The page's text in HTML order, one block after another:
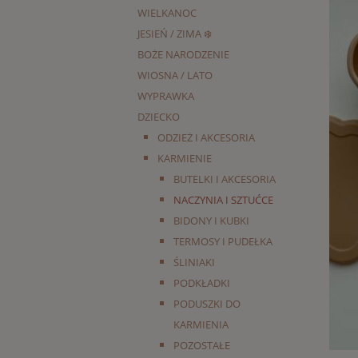
WIELKANOC
JESIEŃ / ZIMA ❄️
BOŻE NARODZENIE
WIOSNA / LATO
WYPRAWKA
DZIECKO
ODZIEŻ I AKCESORIA
KARMIENIE
BUTELKI I AKCESORIA
NACZYNIA I SZTUĆCE
BIDONY I KUBKI
TERMOSY I PUDEŁKA
ŚLINIAKI
PODKŁADKI
PODUSZKI DO
KARMIENIA
POZOSTAŁE